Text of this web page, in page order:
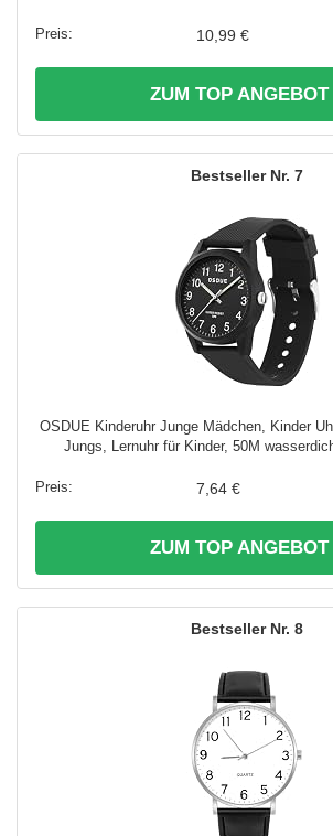
10,99 €
ZUM TOP ANGEBOT
7
OSDUE Kinderuhr Junge Mädchen, Kinder
Jungs, Lernuhr für Kinder, 50M
7,64 €
ZUM TOP ANGEBOT
8